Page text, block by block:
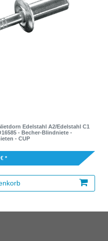
Edelstahl A2/Edelstahl C1
- Becher-Blindniete -
- CUP
*